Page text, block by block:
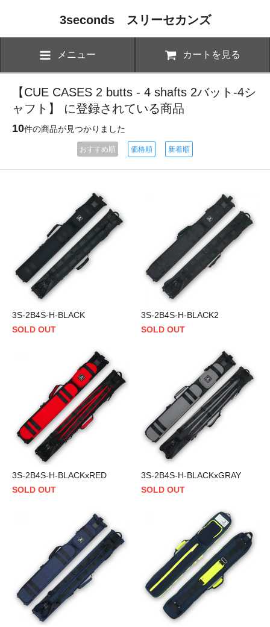
3seconds スリーセカンズ
メニュー カートを見る
【CUE CASES 2 butts - 4 shafts 2バット-4シ
ャフト】 に登録されている商品
10件の商品が見つかりました
おすすめ順 価格順 新着順
3S-2B4S-H-BLACK
SOLD OUT
3S-2B4S-H-BLACK2
SOLD OUT
3S-2B4S-H-BLACKxRED
SOLD OUT
3S-2B4S-H-BLACKxGRAY
SOLD OUT